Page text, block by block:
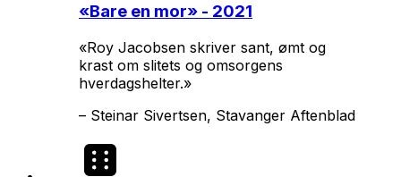
«Bare en mor» - 2021
«Roy Jacobsen skriver sant, ømt og
krast om slitets og omsorgens
hverdagshelter.»
– Steinar Sivertsen, Stavanger Aftenblad